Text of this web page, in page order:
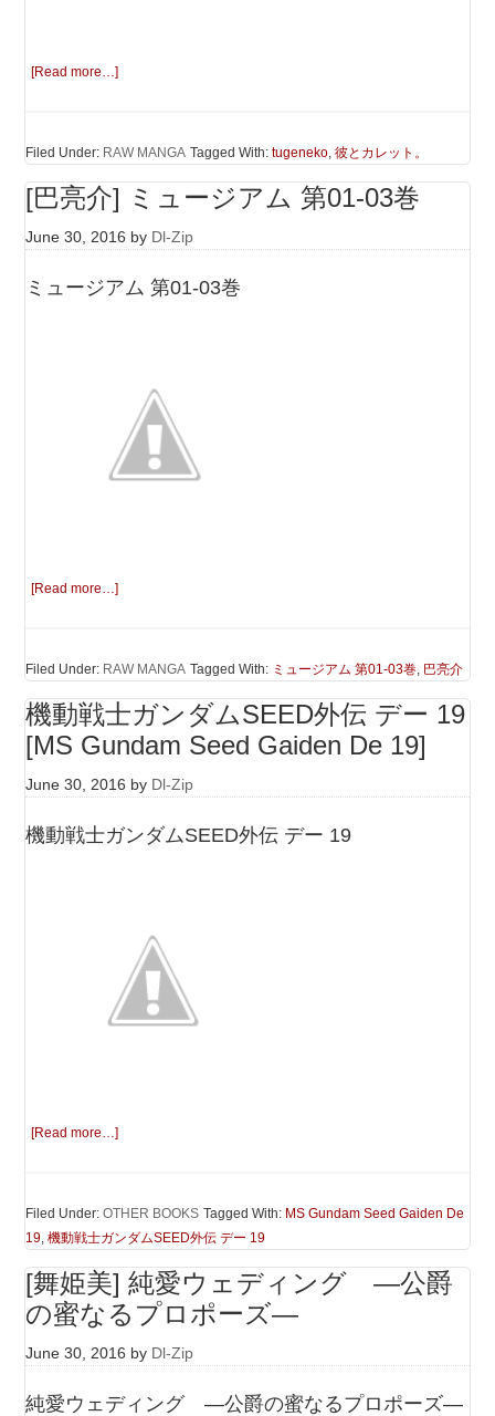
[Read more…]
Filed Under: RAW MANGA Tagged With:tugeneko,彼とカレット。
[巴亮介] ミュージアム 第01-03巻
June 30, 2016 by Dl-Zip
ミュージアム 第01-03巻
[Read more…]
Filed Under: RAW MANGA Tagged With: ミュージアム 第01-03巻, 巴亮介
機動戦士ガンダムSEED外伝 デー 19
[MS Gundam Seed Gaiden De 19]
June 30, 2016 by Dl-Zip
機動戦士ガンダムSEED外伝 デー 19
[Read more…]
Filed Under:OTHER BOOKS Tagged With: MS Gundam Seed Gaiden De
19,機動戦士ガンダムSEED外伝 デー 19
[舞姫美] 純愛ウェディング —公爵
の蜜なるプロポーズ—
June 30, 2016 by Dl-Zip
純愛ウェディング —公爵の蜜なるプロポーズ—